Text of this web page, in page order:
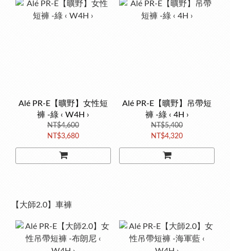
Alé PR-E【曠野】女性短
褲 -綠 ‹ W4H ›
NT$4,600
NT$3,680
Alé PR-E【曠野】吊帶短
褲 -綠 ‹ 4H ›
NT$5,400
NT$4,320
【大師2.0】車褲